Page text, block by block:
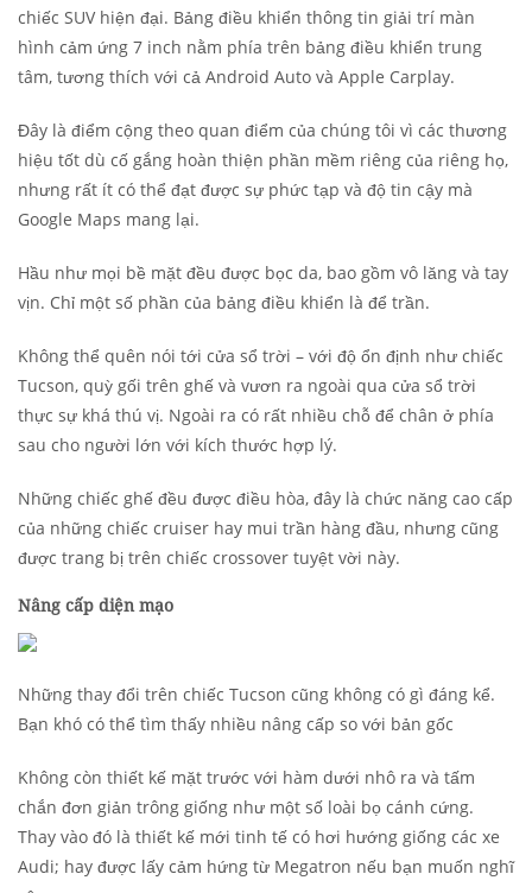
chiếc SUV hiện đại. Bảng điều khiển thông tin giải trí màn
hình cảm ứng 7 inch nằm phía trên bảng điều khiển trung
tâm, tương thích với cả Android Auto và Apple Carplay.
Đây là điểm cộng theo quan điểm của chúng tôi vì các thương
hiệu tốt dù cố gắng hoàn thiện phần mềm riêng của riêng họ,
nhưng rất ít có thể đạt được sự phức tạp và độ tin cậy mà
Google Maps mang lại.
Hầu như mọi bề mặt đều được bọc da, bao gồm vô lăng và tay
vịn. Chỉ một số phần của bảng điều khiển là để trần.
Không thể quên nói tới cửa sổ trời – với độ ổn định như chiếc
Tucson, quỳ gối trên ghế và vươn ra ngoài qua cửa sổ trời
thực sự khá thú vị. Ngoài ra có rất nhiều chỗ để chân ở phía
sau cho người lớn với kích thước hợp lý.
Những chiếc ghế đều được điều hòa, đây là chức năng cao cấp
của những chiếc cruiser hay mui trần hàng đầu, nhưng cũng
được trang bị trên chiếc crossover tuyệt vời này.
Nâng cấp diện mạo
Những thay đổi trên chiếc Tucson cũng không có gì đáng kể.
Bạn khó có thể tìm thấy nhiều nâng cấp so với bản gốc
Không còn thiết kế mặt trước với hàm dưới nhô ra và tấm
chắn đơn giản trông giống như một số loài bọ cánh cứng.
Thay vào đó là thiết kế mới tinh tế có hơi hướng giống các xe
Audi; hay được lấy cảm hứng từ Megatron nếu bạn muốn nghĩ